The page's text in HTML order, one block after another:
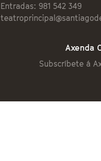
Entradas: 981 542 349
Axenda
Subscríbete á